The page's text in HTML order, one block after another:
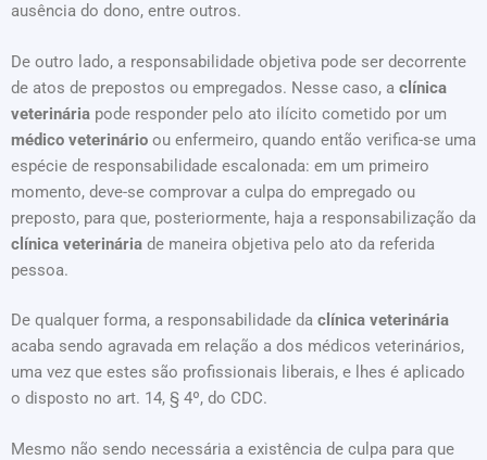
ausência do dono, entre outros.
De outro lado, a responsabilidade objetiva pode ser decorrente
de atos de prepostos ou empregados. Nesse caso, a clínica
veterinária pode responder pelo ato ilícito cometido por um
médico veterinário ou enfermeiro, quando então verifica-se uma
espécie de responsabilidade escalonada: em um primeiro
momento, deve-se comprovar a culpa do empregado ou
preposto, para que, posteriormente, haja a responsabilização da
clínica veterinária de maneira objetiva pelo ato da referida
pessoa.
De qualquer forma, a responsabilidade da clínica veterinária
acaba sendo agravada em relação a dos médicos veterinários,
uma vez que estes são profissionais liberais, e lhes é aplicado
o disposto no art. 14, § 4º, do CDC.
Mesmo não sendo necessária a existência de culpa para que